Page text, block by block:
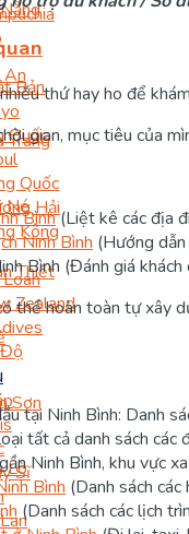
Bản
Quốc
Quốc
Hải
Kông
Zealand
Sĩ
An
Trang
Né
Thiết
Sơn
Lò
thứ hay ho để
gian, mục tiêu của
Bình(Liệt kê các địa
Ninh Bình (Hướng
Bình (Đánh giá
thể hoàn toàn tự xây
tại Ninh Bình: Danh
tất cả danh sách các
Ninh Bình, khu vực
Bình (Danh sách
(Danh sách các lịch